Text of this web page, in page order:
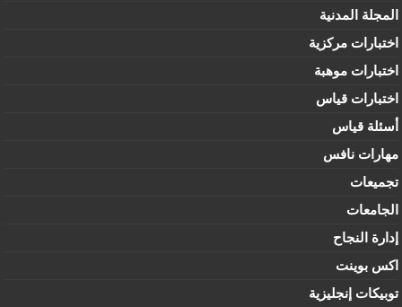
المجلة المدنية
اختبارات مركزية
اختبارات موهبة
اختبارات قياس
أسئلة قياس
مهارات نافس
تجميعات
الجامعات
إدارة النجاح
اكس بوينت
توبيكات إنجليزية